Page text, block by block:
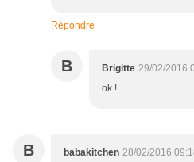
Répondre
B Brigitte 29/02/2016
ok !
B babakitchen 28/02/2016